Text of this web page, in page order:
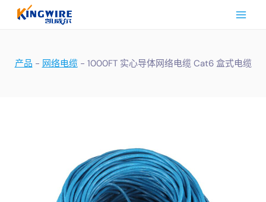
产品 - 网络电缆- 1000FT 实心导体网络电缆 Cat6 盒式电缆